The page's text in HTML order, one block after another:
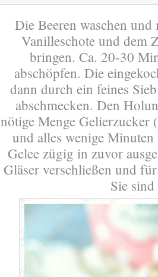
Die Beeren waschen
Vanilleschote und dem
bringen. Ca. 20-30
abschöpfen. Die
dann durch ein feines
abschmecken. Den
nötige Menge Gelierzucker
und alles wenige
Gelee zügig in zuvor
Gläser verschließen und
Sie